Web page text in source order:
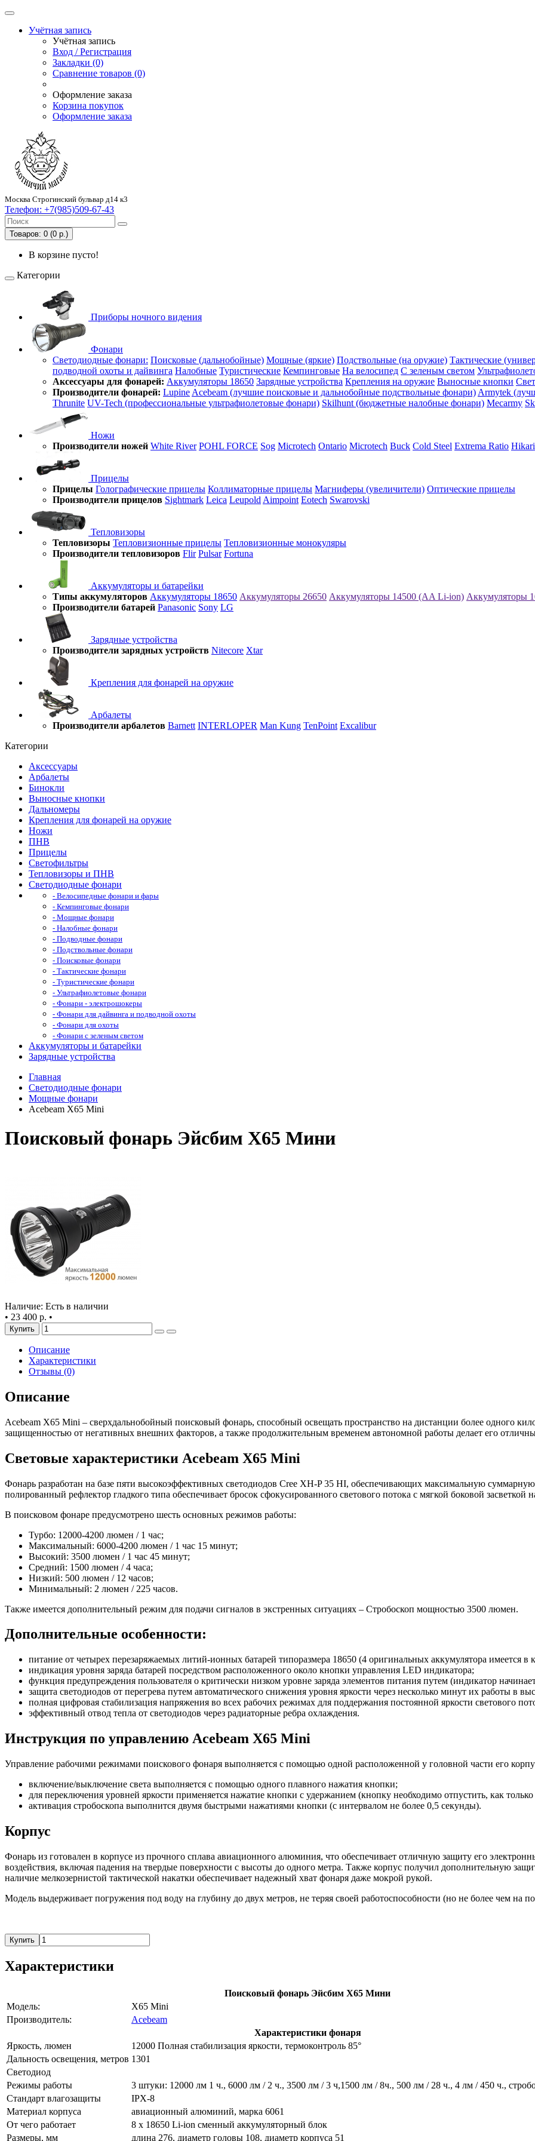
Учётная запись
Учётная запись
Вход / Регистрация
Закладки (0)
Сравнение товаров (0)
Оформление заказа
Корзина покупок
Оформление заказа
Москва Строгинский бульвар д14 к3
Телефон: +7(985)509-67-43
Товаров: 0 (0 р.)
В корзине пусто!
Категории
Приборы ночного видения
Фонари
Светодиодные фонари: Поисковые (дальнобойные) Мощные (яркие) Подствольные (на оружие) Тактические
подводной охоты и дайвинга Налобные Туристические Кемпинговые На велосипед С зеленым светом
Аксессуары для фонарей: Аккумуляторы 18650 Зарядные устройства Крепления на оружие Выносные кнопки
Производители фонарей: Lupine Acebeam (лучшие поисковые и дальнобойные подствольные фонари) Armytek
Thrunite UV-Tech (профессиональные ультрафиолетовые фонари) Skilhunt (бюджетные налобные фонари) Mecarmy
Ножи
Производители ножей White River POHL FORCE Sog Microtech Ontario Microtech Buck Cold Steel Extrema Ratio Hikari
Прицелы
Прицелы Голографические прицелы Коллиматорные прицелы Магниферы (увеличители) Оптические прицелы
Производители прицелов Sightmark Leica Leupold Aimpoint Eotech Swarovski
Тепловизоры
Тепловизоры Тепловизионные прицелы Тепловизионные монокуляры
Производители тепловизоров Flir Pulsar Fortuna
Аккумуляторы и батарейки
Типы аккумуляторов Аккумуляторы 18650 Аккумуляторы 26650 Аккумуляторы 14500 (AA Li-ion) Аккумуляторы
Производители батарей Panasonic Sony LG
Зарядные устройства
Производители зарядных устройств Nitecore Xtar
Крепления для фонарей на оружие
Арбалеты
Производители арбалетов Barnett INTERLOPER Man Kung TenPoint Excalibur
Категории
Аксессуары
Арбалеты
Бинокли
Выносные кнопки
Дальномеры
Крепления для фонарей на оружие
Ножи
ПНВ
Прицелы
Светофильтры
Тепловизоры и ПНВ
Светодиодные фонари
- Велосипедные фонари и фары
- Кемпинговые фонари
- Мощные фонари
- Налобные фонари
- Подводные фонари
- Подствольные фонари
- Поисковые фонари
- Тактические фонари
- Туристические фонари
- Ультрафиолетовые фонари
- Фонари - электрошокеры
- Фонари для дайвинга и подводной охоты
- Фонари для охоты
- Фонари с зеленым светом
Аккумуляторы и батарейки
Зарядные устройства
Главная
Светодиодные фонари
Мощные фонари
Acebeam X65 Mini
Поисковый фонарь Эйсбим Х65 Мини
Наличие: Есть в наличии
• 23 400 р. •
Купить
Описание
Характеристики
Отзывы (0)
Описание
Acebeam X65 Mini – сверхдальнобойный поисковый фонарь, способный освещать пространство на дистанции более одного
защищенностью от негативных внешних факторов, а также продолжительным временем автономной работы делает его
Световые характеристики Acebeam X65 Mini
Фонарь разработан на базе пяти высокоэффективных светодиодов Cree XH-P 35 HI, обеспечивающих максимальную
полированный рефлектор гладкого типа обеспечивает бросок сфокусированного светового потока с мягкой боковой засветкой
В поисковом фонаре предусмотрено шесть основных режимов работы:
Турбо: 12000-4200 люмен / 1 час;
Максимальный: 6000-4200 люмен / 1 час 15 минут;
Высокий: 3500 люмен / 1 час 45 минут;
Средний: 1500 люмен / 4 часа;
Низкий: 500 люмен / 12 часов;
Минимальный: 2 люмен / 225 часов.
Также имеется дополнительный режим для подачи сигналов в экстренных ситуациях – Стробоскоп мощностью 3500 люмен.
Дополнительные особенности:
питание от четырех перезаряжаемых литий-ионных батарей типоразмера 18650 (4 оригинальных аккумулятора имеется в
индикация уровня заряда батарей посредством расположенного около кнопки управления LED индикатора;
функция предупреждения пользователя о критически низком уровне заряда элементов питания путем (индикатор
защита светодиодов от перегрева путем автоматического снижения уровня яркости через несколько минут их работы в
полная цифровая стабилизация напряжения во всех рабочих режимах для поддержания постоянной яркости светового
эффективный отвод тепла от светодиодов через радиаторные ребра охлаждения.
Инструкция по управлению Acebeam X65 Mini
Управление рабочими режимами поискового фонаря выполняется с помощью одной расположенной у головной части его
включение/выключение света выполняется с помощью одного плавного нажатия кнопки;
для переключения уровней яркости применяется нажатие кнопки с удержанием (кнопку необходимо отпустить, как
активация стробоскопа выполнится двумя быстрыми нажатиями кнопки (с интервалом не более 0,5 секунды).
Корпус
Фонарь из готовален в корпусе из прочного сплава авиационного алюминия, что обеспечивает отличную защиту его
воздействия, включая падения на твердые поверхности с высоты до одного метра. Также корпус получил дополнительную
наличие мелкозернистой тактической накатки обеспечивает надежный хват фонаря даже мокрой рукой.
Модель выдерживает погружения под воду на глубину до двух метров, не теряя своей работоспособности (но не более чем на
Купить
Характеристики
Поисковый фонарь Эйсбим Х65 Мини
Модель:
X65 Mini
Производитель:
Acebeam
Характеристики фонаря
Яркость, люмен
12000 Полная стабилизация яркости, термоконтроль 85°
Дальность освещения, метров 1301
Светодиод
Режимы работы
3 штуки: 12000 лм 1 ч., 6000 лм / 2 ч., 3500 лм / 3 ч,1500 лм / 8ч., 500 лм / 28 ч., 4 лм / 450 ч.,
Стандарт влагозащиты
IPX-8
Материал корпуса
авиационный алюминий, марка 6061
От чего работает
8 х 18650 Li-ion сменный аккумуляторный блок
Размеры, мм
длина 276, диаметр головы 108, диаметр корпуса 51